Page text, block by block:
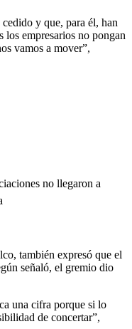
y que, para él, han
los empresarios no pongan
vamos a mover”,
no llegaron a
también expresó que el
señaló, el gremio dio
una cifra porque si lo
de concertar”,